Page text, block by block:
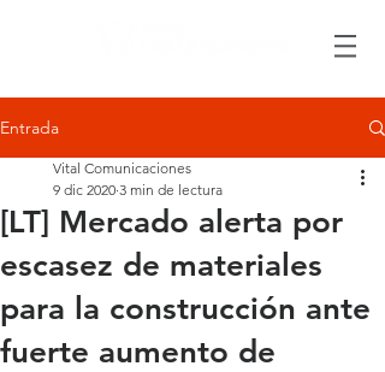
Entrada
[LT] Mercado alerta por
escasez de materiales
para la construcción ante
fuerte aumento de
Vital Comunicaciones
9 dic 2020 3 min de lectura